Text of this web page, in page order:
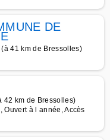
DE
41 km de Bressolles)
42 km de Bressolles)
Ouvert à l année, Accès